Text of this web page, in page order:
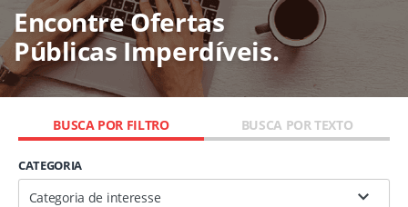
Encontre Ofertas
Públicas Imperdíveis.
BUSCA POR FILTRO BUSCA POR TEXTO
CATEGORIA
Categoria de interesse